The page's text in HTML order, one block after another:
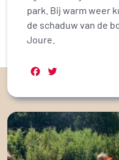
park. Bij warm weer
de schaduw van de
Joure.
Facebook